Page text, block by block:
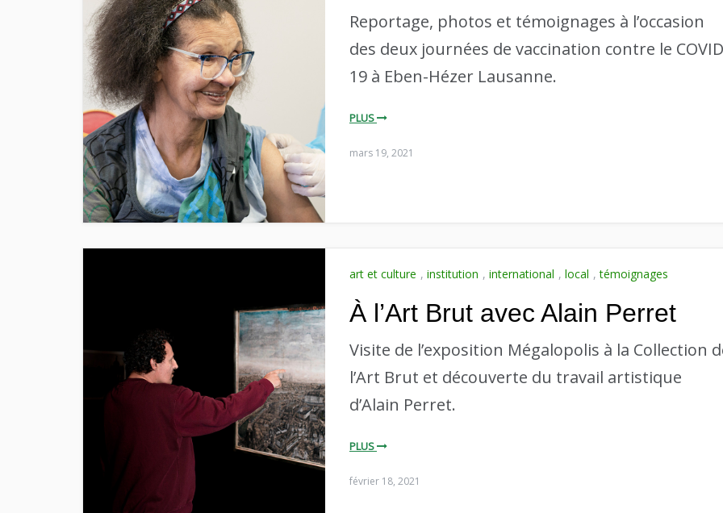
Reportage, photos et témoignages à l’occasion
des deux journées de vaccination contre le
19 à Eben-Hézer Lausanne.
PLUS
mars 19, 2021
art et culture , institution , international , local ,témoignages
À l’Art Brut avec Alain Perret
Visite de l’exposition Mégalopolis à la Collection
l’Art Brut et découverte du travail artistique
d’Alain Perret.
PLUS
février 18, 2021